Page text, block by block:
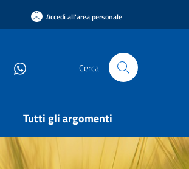
Accedi all'area personale
Cerca
Tutti gli argomenti